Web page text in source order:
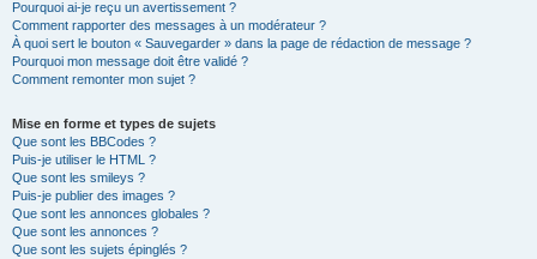
Pourquoi ai-je reçu un avertissement ?
Comment rapporter des messages à un modérateur ?
À quoi sert le bouton « Sauvegarder » dans la page de rédaction de message ?
Pourquoi mon message doit être validé ?
Comment remonter mon sujet ?
Mise en forme et types de sujets
Que sont les BBCodes ?
Puis-je utiliser le HTML ?
Que sont les smileys ?
Puis-je publier des images ?
Que sont les annonces globales ?
Que sont les annonces ?
Que sont les sujets épinglés ?